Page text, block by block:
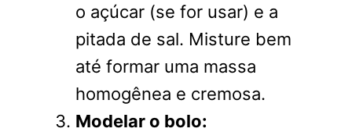
o açúcar (se for usar) e a
pitada de sal. Misture bem
até formar uma massa
homogênea e cremosa.
Modelar o bolo: